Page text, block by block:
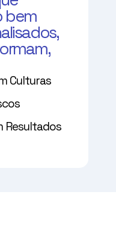
bem
Culturas
Resultados